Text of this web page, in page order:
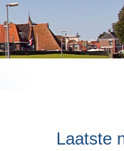
Laatste